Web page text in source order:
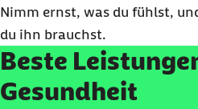
Nimm ernst, was du fühlst,
du ihn brauchst.
Beste
Gesundheit